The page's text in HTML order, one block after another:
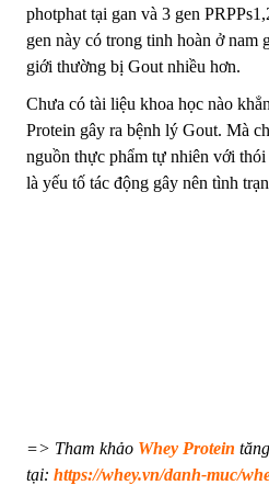
photphat tại gan và 3 gen
gen này có trong tinh hoàn ở
giới thường bị Gout nhiều hơn.
Chưa có tài liệu khoa học nào
Protein gây ra bệnh lý Gout. Mà
nguồn thực phẩm tự nhiên với thói
là yếu tố tác động gây nên tình
=> Tham khảo Whey Protein
tại: https://whey.vn/danh-muc/